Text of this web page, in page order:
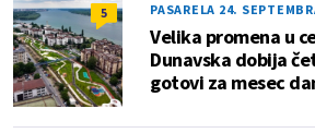
5 PASARELA 24.
Velika promena u
Dunavska dobija
gotovi za mesec